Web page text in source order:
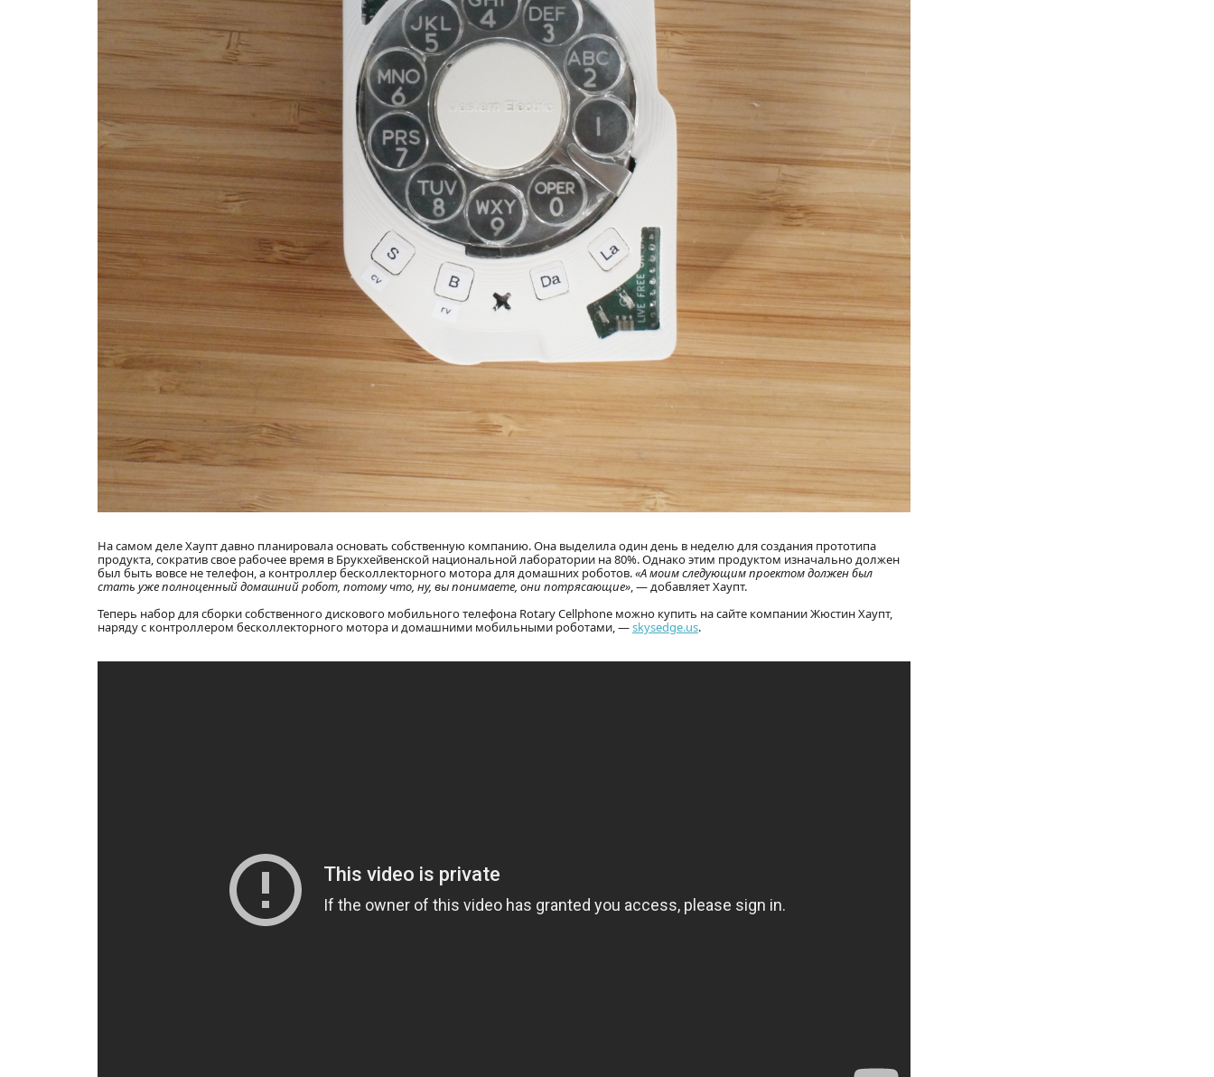
На самом деле Хаупт давно планировала основать собственную компанию. Она выделила один день в неделю для создания прототипа
продукта, сократив свое рабочее время в Брукхейвенской национальной лаборатории на 80%. Однако этим продуктом изначально должен
был быть вовсе не телефон, а контроллер бесколлекторного мотора для домашних роботов.«А моим следующим проектом должен был
стать уже полноценный домашний робот, потому что, ну, вы понимаете, они потрясающие», — добавляет Хаупт.
Теперь набор для сборки собственного дискового мобильного телефона Rotary Cellphone можно купить на сайте компании Жюстин Хаупт,
наряду с контроллером бесколлекторного мотора и домашними мобильными роботами, —skysedge.us.